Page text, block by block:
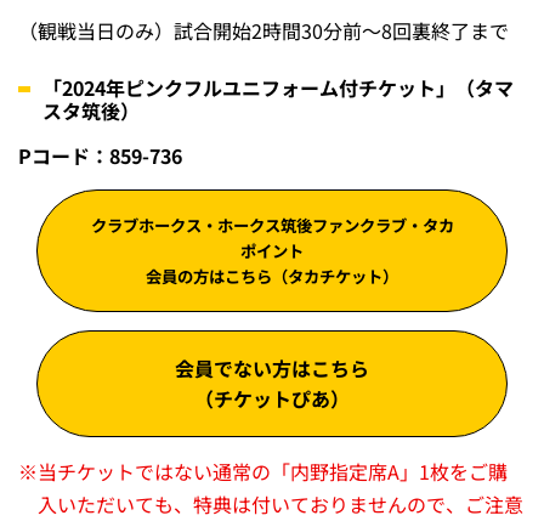
（観戦当日のみ）試合開始2時間30分前～8回裏終了まで
「2024年ピンクフルユニフォーム付チケット」（タマ
スタ筑後）
Pコード：859-736
クラブホークス・ホークス筑後ファンクラブ・タカ
ポイント
会員の方はこちら（タカチケット）
会員でない方はこちら
（チケットぴあ）
※当チケットではない通常の「内野指定席A」1枚をご購
入いただいても、特典は付いておりませんので、ご注意